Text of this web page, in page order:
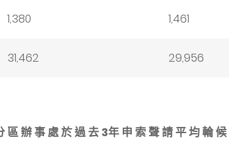
1,380 1,461
31,462 29,956
區 辦 事 處 於 過 去 3年 申 索 聲 請 平 均 輪